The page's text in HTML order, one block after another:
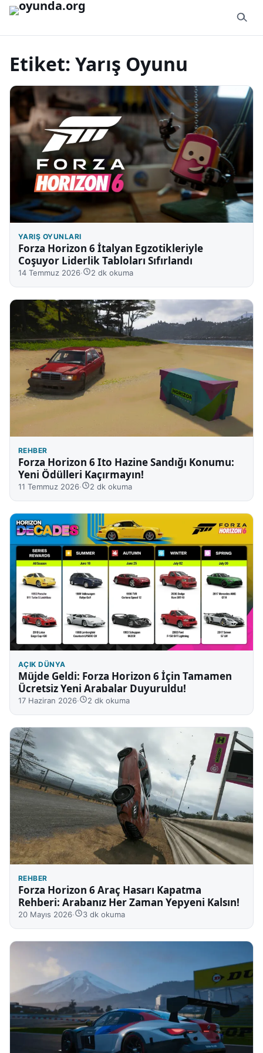
İçeriğe geç
Etiket: Yarış Oyunu
YARIŞ OYUNLARI
Forza Horizon 6 İtalyan Egzotikleriyle
Coşuyor Liderlik Tabloları Sıfırlandı
14 Temmuz 2026· 2 dk okuma
REHBER
Forza Horizon 6 Ito Hazine Sandığı Konumu:
Yeni Ödülleri Kaçırmayın!
11 Temmuz 2026· 2 dk okuma
AÇIK DÜNYA
Müjde Geldi: Forza Horizon 6 İçin Tamamen
Ücretsiz Yeni Arabalar Duyuruldu!
17 Haziran 2026· 2 dk okuma
REHBER
Forza Horizon 6 Araç Hasarı Kapatma
Rehberi: Arabanız Her Zaman Yepyeni Kalsın!
20 Mayıs 2026· 3 dk okuma